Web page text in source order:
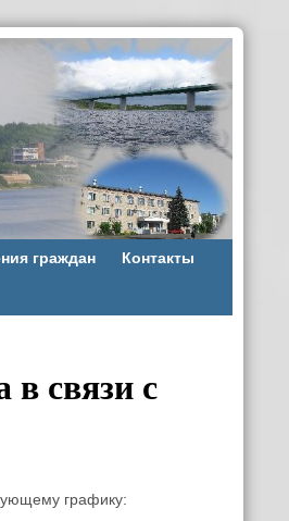
граждан Контакты
связи с
графику: